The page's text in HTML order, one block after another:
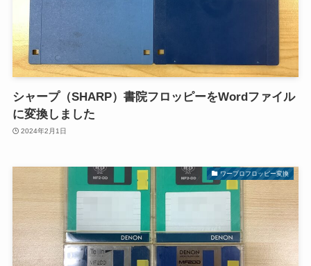
シャープ（SHARP）書院フロッピーをWordファイル
に変換しました
2024年2月1日
ワープロフロッピー変換